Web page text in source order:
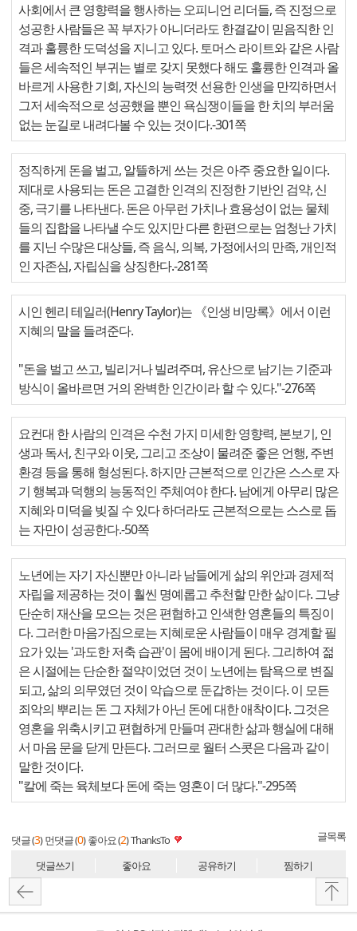
사회에서 큰 영향력을 행사하는 오피니언 리더들, 즉 진정으로
성공한 사람들은 꼭 부자가 아니더라도 한결같이 믿음직한 인
격과 훌륭한 도덕성을 지니고 있다. 토머스 라이트와 같은 사람
들은 세속적인 부귀는 별로 갖지 못했다 해도 훌륭한 인격과 올
바르게 사용한 기회, 자신의 능력껏 선용한 인생을 만끽하면서
그저 세속적으로 성공했을 뿐인 욕심쟁이들을 한 치의 부러움
없는 눈길로 내려다볼 수 있는 것이다.-301쪽
정직하게 돈을 벌고, 알뜰하게 쓰는 것은 아주 중요한 일이다.
제대로 사용되는 돈은 고결한 인격의 진정한 기반인 검약, 신
중, 극기를 나타낸다. 돈은 아무런 가치나 효용성이 없는 물체
들의 집합을 나타낼 수도 있지만 다른 한편으로는 엄청난 가치
를 지닌 수많은 대상들, 즉 음식, 의복, 가정에서의 만족, 개인적
인 자존심, 자립심을 상징한다.-281쪽
시인 헨리 테일러(Henry Taylor)는 《인생 비망록》에서 이런
지혜의 말을 들려준다.
"돈을 벌고 쓰고, 빌리거나 빌려주며, 유산으로 남기는 기준과
방식이 올바르면 거의 완벽한 인간이라 할 수 있다."-276쪽
요컨대 한 사람의 인격은 수천 가지 미세한 영향력, 본보기, 인
생과 독서, 친구와 이웃, 그리고 조상이 물려준 좋은 언행, 주변
환경 등을 통해 형성된다. 하지만 근본적으로 인간은 스스로 자
기 행복과 덕행의 능동적인 주체여야 한다. 남에게 아무리 많은
지혜와 미덕을 빚질 수 있다 하더라도 근본적으로는 스스로 돕
는 자만이 성공한다.-50쪽
노년에는 자기 자신뿐만 아니라 남들에게 삶의 위안과 경제적
자립을 제공하는 것이 훨씬 명예롭고 추천할 만한 삶이다. 그냥
단순히 재산을 모으는 것은 편협하고 인색한 영혼들의 특징이
다. 그러한 마음가짐으로는 지혜로운 사람들이 매우 경계할 필
요가 있는 '과도한 저축 습관'이 몸에 배이게 된다. 그리하여 젊
은 시절에는 단순한 절약이었던 것이 노년에는 탐욕으로 변질
되고, 삶의 의무였던 것이 악습으로 둔갑하는 것이다. 이 모든
죄악의 뿌리는 돈 그 자체가 아닌 돈에 대한 애착이다. 그것은
영혼을 위축시키고 편협하게 만들며 관대한 삶과 행실에 대해
서 마음 문을 닫게 만든다. 그러므로 월터 스콧은 다음과 같이
말한 것이다.
"칼에 죽는 육체보다 돈에 죽는 영혼이 더 많다."-295쪽
댓글 (3) 먼댓글 (0) 좋아요 (2)ThanksTo 글목록
댓글쓰기 좋아요 공유하기 찜하기